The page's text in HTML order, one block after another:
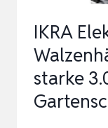
IKRA
starke